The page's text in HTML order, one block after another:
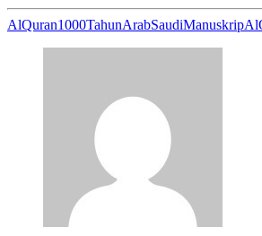
AlQuran1000TahunArabSaudi